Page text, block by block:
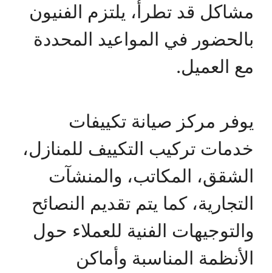
مشاكل قد تطرأ، يلتزم الفنيون
بالحضور في المواعيد المحددة
مع العميل.
يوفر مركز صيانة تكييفات
خدمات تركيب التكييف للمنازل،
الشقق، المكاتب، والمنشآت
التجارية، كما يتم تقديم النصائح
والتوجيهات الفنية للعملاء حول
الأنظمة المناسبة وأماكن